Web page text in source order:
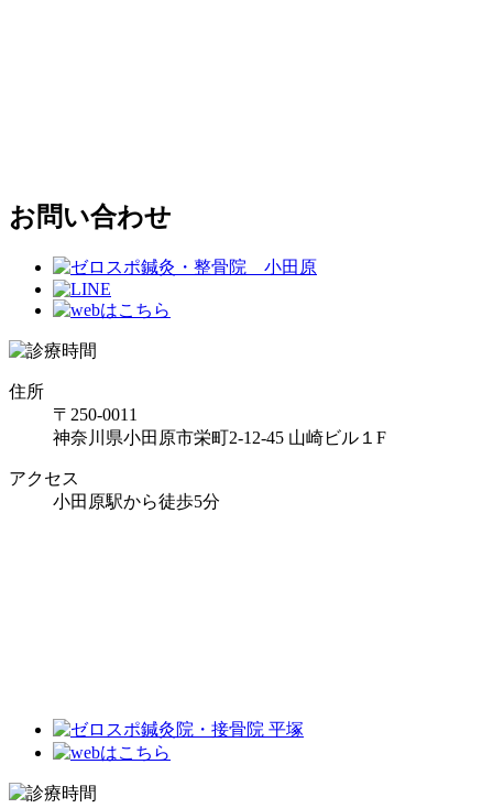
お問い合わせ
住所
〒250-0011
神奈川県小田原市栄町2-12-45 山崎ビル１F
アクセス
小田原駅から徒歩5分